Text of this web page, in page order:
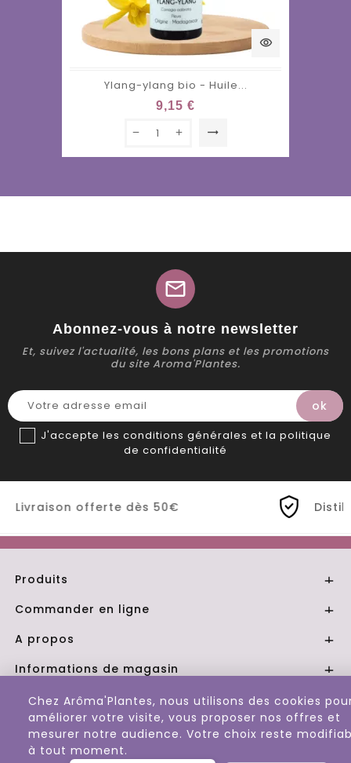
Chez Arôma'Plantes, nous utilisons des cookies
améliorer votre visite, vous proposer nos offres et
mesurer notre audience. Votre choix reste
à tout moment.
visibility
Ylang-ylang bio - Huile...
9,15 €
trending_flat
mail
Abonnez-vous à notre newsletter
Et, suivez l'actualité, les bons plans et les promotions
du site Aroma'Plantes.
J'accepte les conditions générales et la politique
de confidentialité
Distillerie Bio artisanale de
Produits 
Commander en ligne 
A propos 
Informations de magasin 
© 2026 - Aroma Plantes